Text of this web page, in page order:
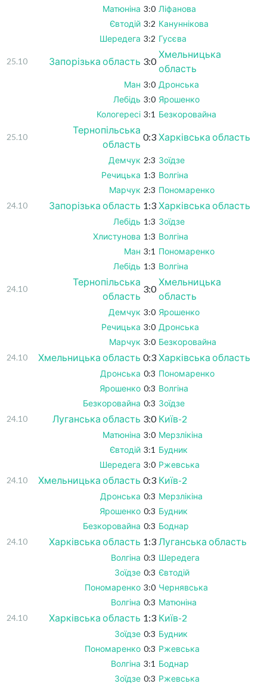
Матюніна 3:0 Ліфанова
Євтодій 3:2 Кануннікова
Шередега 3:2 Гусєва
25.10 Запорізька область 3:0
Хмельницька
область
Ман 3:0 Дронська
Лебідь 3:0 Ярошенко
Кологересі 3:1 Безкоровайна
25.10
Тернопільська
область
0:3 Харківська область
Демчук 2:3 Зоїдзе
Речицька 1:3 Волгіна
Марчук 2:3 Пономаренко
24.10
Запорізька область 1:3 Харківська область
Лебідь 1:3 Зоїдзе
Хлистунова 1:3 Волгіна
Ман 3:1 Пономаренко
Лебідь 1:3 Волгіна
24.10
Тернопільська
область
3:0
Хмельницька
область
Демчук 3:0 Ярошенко
Речицька 3:0 Дронська
Марчук 3:0 Безкоровайна
24.10
Хмельницька область 0:3 Харківська область
Дронська 0:3 Пономаренко
Ярошенко 0:3 Волгіна
Безкоровайна 0:3 Зоїдзе
24.10
Луганська область 3:0 Київ-2
Матюніна 3:0 Мерзлікіна
Євтодій 3:1 Будник
Шередега 3:0 Ржевська
24.10
Хмельницька область 0:3 Київ-2
Дронська 0:3 Мерзлікіна
Ярошенко 0:3 Будник
Безкоровайна 0:3 Боднар
24.10
Харківська область 1:3 Луганська область
Волгіна 0:3 Шередега
Зоїдзе 0:3 Євтодій
Пономаренко 3:0 Чернявська
Волгіна 0:3 Матюніна
24.10
Харківська область 1:3 Київ-2
Зоїдзе 0:3 Будник
Пономаренко 0:3 Ржевська
Волгіна 3:1 Боднар
Зоїдзе 0:3 Ржевська